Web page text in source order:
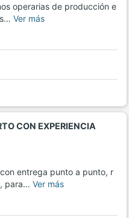
operarias de producción e
Ver más
CON EXPERIENCIA
entrega punto a punto, r
para… Ver más